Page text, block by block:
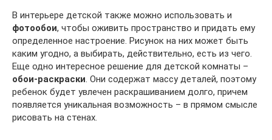
В интерьере детской также можно использовать и
фотообои, чтобы оживить пространство и придать ему
определенное настроение. Рисунок на них может быть
каким угодно, а выбирать, действительно, есть из чего.
Еще одно интересное решение для детской комнаты –
обои-раскраски . Они содержат массу деталей, поэтому
ребенок будет увлечен раскрашиванием долго, причем
появляется уникальная возможность – в прямом смысле
рисовать на стенах.